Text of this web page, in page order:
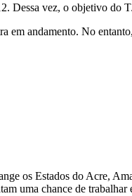
Dessa vez, o objetivo do
andamento. No
os Estados do Acre,
uma chance de